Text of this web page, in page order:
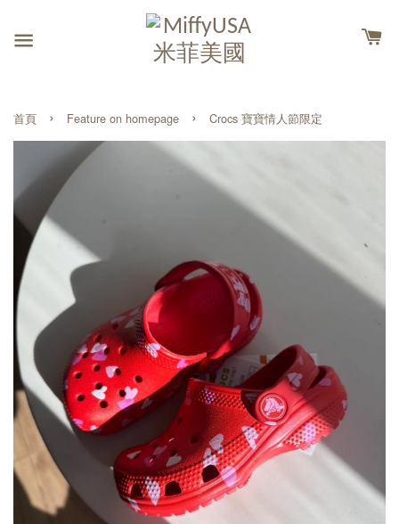
首頁 › Feature on homepage › Crocs 寶寶情人節限定